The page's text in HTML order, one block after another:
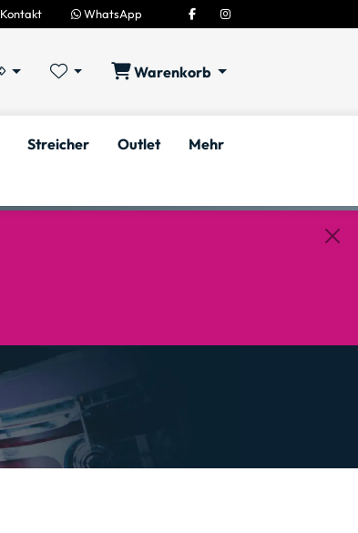
Kontakt WhatsApp
Warenkorb
Streicher Outlet Mehr